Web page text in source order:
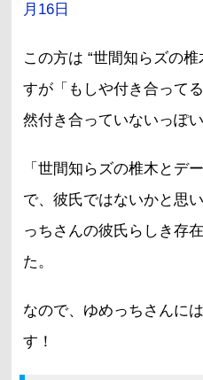
月16日
この方は “世間知らズの
すが「もしや付き合って
然付き合っていないっぽ
「世間知らズの椎木とデ
で、彼氏ではないかと思
っちさんの彼氏らしき存
た。
なので、ゆめっちさんに
す！